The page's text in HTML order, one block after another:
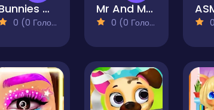
Bunnies Get Ready for Easter
0 (0 Голосів)
Mr And Mrs Santa Christmas Adventure
0 (0 Голосів)